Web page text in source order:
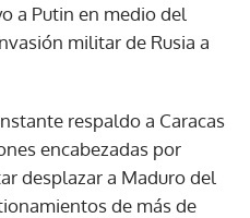
a Putin en medio del
militar de Rusia a
respaldo a Caracas
encabezadas por
desplazar a Maduro del
de más de